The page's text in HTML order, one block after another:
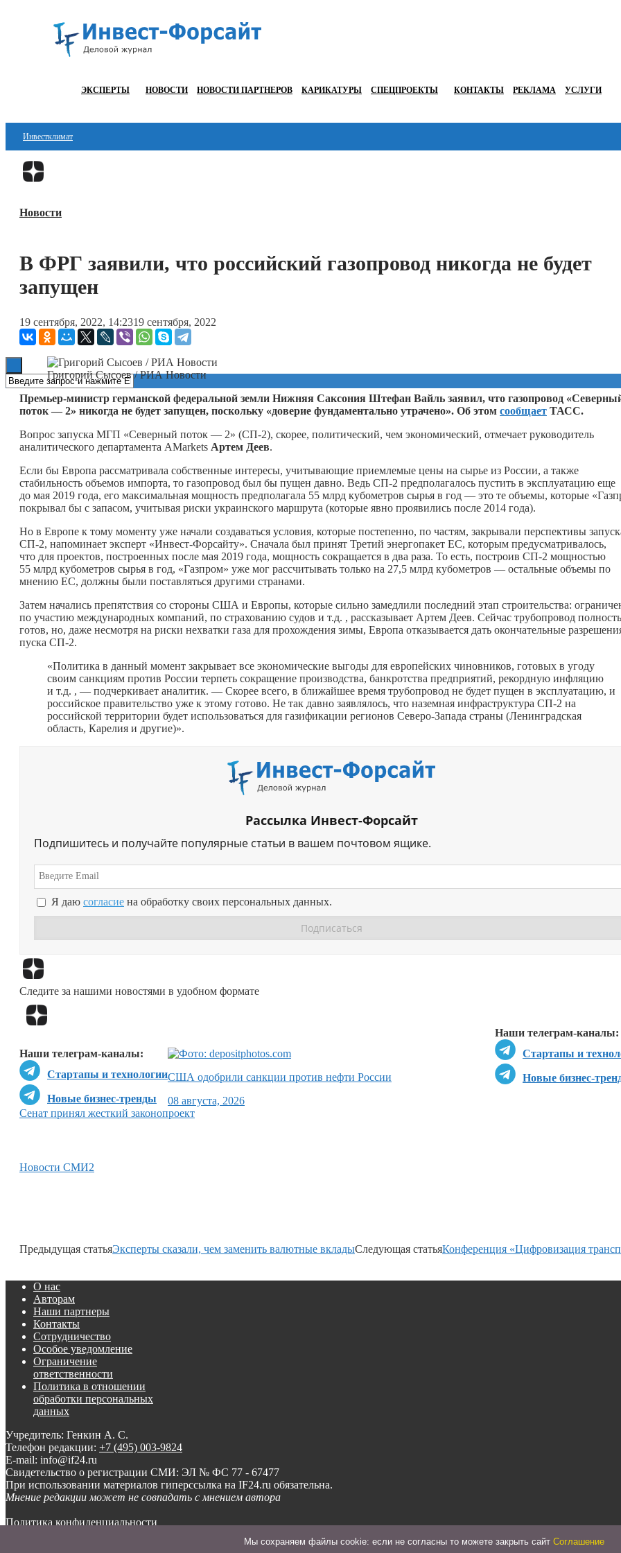
ЭКСПЕРТЫ НОВОСТИ НОВОСТИ ПАРТНЕРОВ КАРИКАТУРЫ СПЕЦПРОЕКТЫ КОНТАКТЫ РЕКЛАМА УСЛУГИ
Инвестклимат
Финансы
Блокчейн
Книги
Новости
В ФРГ заявили, что российский газопровод никогда не будет
запущен
19 сентября, 2022, 14:2319 сентября, 2022
Григорий Сысоев / РИА Новости
Премьер-министр германской федеральной земли Нижняя Саксония Штефан Вайль заявил, что газопровод
поток — 2» никогда не будет запущен, поскольку «доверие фундаментально утрачено». Об этом сообщает ТАСС.
Вопрос запуска МГП «Северный поток — 2» (СП-2), скорее, политический, чем экономический, отмечает руководитель
аналитического департамента AMarkets Артем Деев.
Если бы Европа рассматривала собственные интересы, учитывающие приемлемые цены на сырье из России, а также
стабильность объемов импорта, то газопровод был бы пущен давно. Ведь СП-2 предполагалось пустить в эксплуатацию еще
до мая 2019 года, его максимальная мощность предполагала 55 млрд кубометров сырья в год — это те объемы, которые
покрывал бы с запасом, учитывая риски украинского маршрута (которые явно проявились после 2014 года).
Но в Европе к тому моменту уже начали создаваться условия, которые постепенно, по частям, закрывали перспективы
СП-2, напоминает эксперт «Инвест-Форсайту». Сначала был принят Третий энергопакет ЕС, которым предусматривалось,
что для проектов, построенных после мая 2019 года, мощность сокращается в два раза. То есть, построив СП-2 мощностью
55 млрд кубометров сырья в год, «Газпром» уже мог рассчитывать только на 27,5 млрд кубометров — остальные объемы по
мнению ЕС, должны были поставляться другими странами.
Затем начались препятствия со стороны США и Европы, которые сильно замедлили последний этап строительства:
по участию международных компаний, по страхованию судов и т.д. , рассказывает Артем Деев. Сейчас трубопровод
готов, но, даже несмотря на риски нехватки газа для прохождения зимы, Европа отказывается дать окончательные
пуска СП-2.
«Политика в данный момент закрывает все экономические выгоды для европейских чиновников, готовых в угоду
своим санкциям против России терпеть сокращение производства, банкротства предприятий, рекордную инфляцию
и т.д. , — подчеркивает аналитик. — Скорее всего, в ближайшее время трубопровод не будет пущен в эксплуатацию, и
российское правительство уже к этому готово. Не так давно заявлялось, что наземная инфраструктура СП-2 на
российской территории будет использоваться для газификации регионов Северо-Запада страны (Ленинградская
область, Карелия и другие)».
Рассылка Инвест-Форсайт
Подпишитесь и получайте популярные статьи в вашем почтовом ящике.
Я даю согласие на обработку своих персональных данных.
Следите за нашими новостями в удобном формате
Наши телеграм-каналы:
Стартапы и
Новые бизнес-
Наши телеграм-каналы:
Стартапы и технологии
Новые бизнес-тренды
США одобрили санкции против нефти России
08 августа, 2026
Сенат принял жесткий законопроект
Новости СМИ2
Предыдущая статьяЭксперты сказали, чем заменить валютные вкладыСледующая статьяКонференция «Цифровизация
О нас
Авторам
Наши партнеры
Контакты
Сотрудничество
Особое уведомление
Ограничение
ответственности
Политика в отношении
обработки персональных
данных
Учредитель: Генкин А. С.
Телефон редакции: +7 (495) 003-9824
E-mail: info@if24.ru
Свидетельство о регистрации СМИ: ЭЛ № ФС 77 - 67477
При использовании материалов гиперссылка на IF24.ru обязательна.
Мнение редакции может не совпадать с мнением автора
Политика конфиденциальности
© ООО «Инвест-Форсайт», 2012-2026
Мы cохраняем файлы cookie: если не согласны то можете закрыть сайт Соглашение